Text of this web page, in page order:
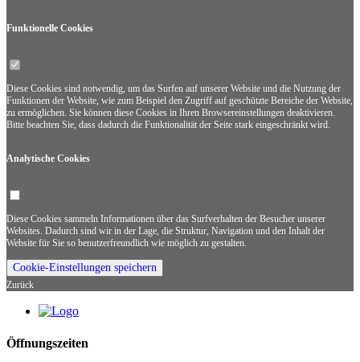
Funktionelle Cookies
Diese Cookies sind notwendig, um das Surfen auf unserer Website und die Nutzung der
Funktionen der Website, wie zum Beispiel den Zugriff auf geschützte Bereiche der Website,
zu ermöglichen. Sie können diese Cookies in Ihren Browsereinstellungen deaktivieren.
Bitte beachten Sie, dass dadurch die Funktionalität der Seite stark eingeschränkt wird.
Analytische Cookies
Diese Cookies sammeln Informationen über das Surfverhalten der Besucher unserer
Websites. Dadurch sind wir in der Lage, die Struktur, Navigation und den Inhalt der
Website für Sie so benutzerfreundlich wie möglich zu gestalten.
Cookie-Einstellungen speichern
Zurück
Öffnungszeiten